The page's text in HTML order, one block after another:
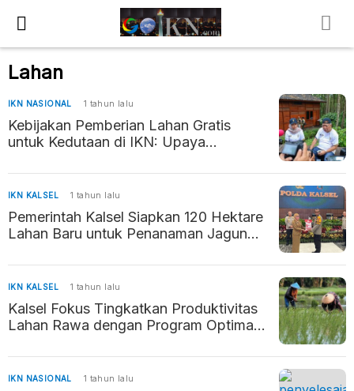
Lahan
IKN NASIONAL 1 tahun lalu
Kebijakan Pemberian Lahan Gratis
untuk Kedutaan di IKN: Upaya
Baru
IKN KALSEL 1 tahun lalu
Pemerintah Kalsel Siapkan 120 Hektare
Lahan Baru untuk Penanaman Jagung
IKN KALSEL 1 tahun lalu
Kalsel Fokus Tingkatkan Produktivitas
Lahan Rawa dengan Program Optimasi
IKN NASIONAL 1 tahun lalu